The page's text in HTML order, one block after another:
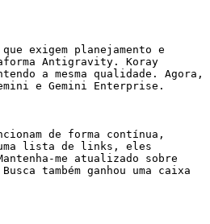
exigem planejamento e
Antigravity. Koray
a mesma qualidade. Agora,
e Gemini Enterprise.
de forma contínua,
uma lista de links, eles
me atualizado sobre
também ganhou uma caixa